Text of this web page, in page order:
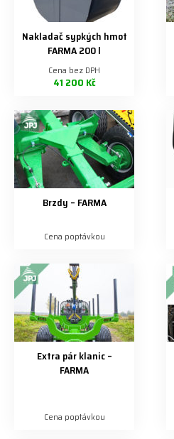
Nakladač sypkých hmot
FARMA 200 l
Cena bez DPH
41 200 Kč
Brzdy – FARMA
Cena poptávkou
Extra pár klanic –
FARMA
Cena poptávkou